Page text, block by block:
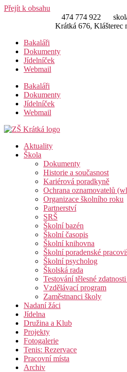
Přejít k obsahu
474 774 922
Krátká 676, Klášterec
Bakaláři
Dokumenty
Jídelníček
Webmail
Bakaláři
Dokumenty
Jídelníček
Webmail
Aktuality
Škola
Dokumenty
Historie a současnost
Kariérová poradkyně
Ochrana oznamovatelů
Organizace školního roku
Partnerství
SRŠ
Školní bazén
Školní časopis
Školní knihovna
Školní poradenské
Školní psycholog
Školská rada
Testování tělesné
Vzdělávací program
Zaměstnanci školy
Nadaní žáci
Jídelna
Družina a Klub
Projekty
Fotogalerie
Tenis: Rezervace
Pracovní místa
Archiv